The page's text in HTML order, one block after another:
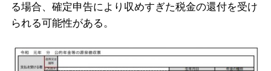
る場合、確定申告により収めすぎた税金の還付を受け
られる可能性がある。